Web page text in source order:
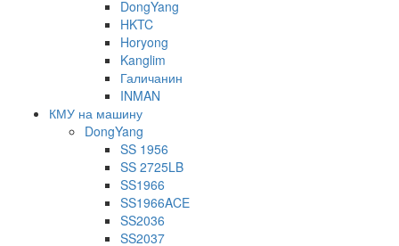
DongYang
HKTC
Horyong
Kanglim
Галичанин
INMAN
КМУ на машину
DongYang
SS 1956
SS 2725LB
SS1966
SS1966ACE
SS2036
SS2037